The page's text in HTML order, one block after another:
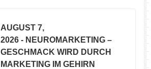
AUGUST 7,
2026 - NEUROMARKETING –
GESCHMACK WIRD DURCH
MARKETING IM GEHIRN